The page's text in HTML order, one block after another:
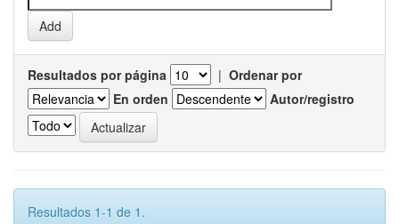
Resultados por página | Ordenar por
En orden
Autor/registro
Resultados 1-1 de 1.